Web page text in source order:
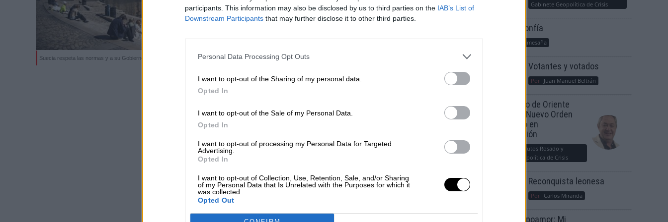
participants. This information may also be disclosed by us to third parties on the IAB’s List of
Downstream Participants that may further disclose it to other third parties.
Personal Data Processing Opt Outs
I want to opt-out of the Sharing of my personal data.
Opted In
I want to opt-out of the Sale of my Personal Data.
Opted In
I want to opt-out of processing my Personal Data for Targeted
Advertising.
Opted In
I want to opt-out of Collection, Use, Retention, Sale, and/or Sharing
of my Personal Data that Is Unrelated with the Purposes for which it
was collected.
Opted Out
Suecia respeta las normas y a su Gobierno legitimo
Ignacio Ruiz
Más artículos de este autor
sábado, 12 de septiembre de 2020
Gabinete Geopolítica de Crisis
Suelta y confía
María Comesaña
Votantes y votados
Por Juan Manuel Beltrán
El Conflicto de Oriente
Medio: Un Nuevo Orden
Autoritario en
Construcción
Álvaro Frutos Rosado y
Gabinete Geopolítica de Crisis
Reconquista leonesa
Por Carlos Miranda
Clara Campoamor: Mi